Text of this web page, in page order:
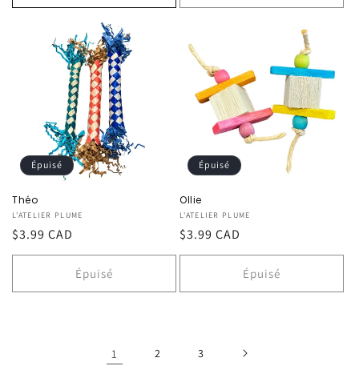
Épuisé
Théo
Fournisseur :
L'ATELIER PLUME
Prix
habituel
$3.99 CAD
Épuisé
Épuisé
Ollie
Fournisseur :
L'ATELIER PLUME
Prix
habituel
$3.99 CAD
Épuisé
1 2 3